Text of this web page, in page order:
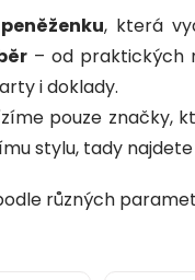
, která
– od praktických
i doklady.
pouze značky,
stylu, tady
různých